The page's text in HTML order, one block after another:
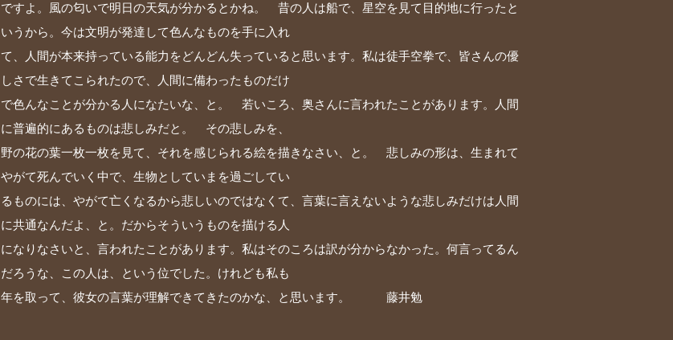
ですよ。風の匂いで明日の天気が分かるとかね。 昔の人は船で、星空を見て目的地に行ったと
いうから。今は文明が発達して色んなものを手に入れ
て、人間が本来持っている能力をどんどん失っていると思います。私は徒手空拳で、皆さんの優
しさで生きてこられたので、人間に備わったものだけ
で色んなことが分かる人になたいな、と。 若いころ、奥さんに言われたことがあります。人間
に普遍的にあるものは悲しみだと。 その悲しみを、
野の花の葉一枚一枚を見て、それを感じられる絵を描きなさい、と。 悲しみの形は、生まれて
やがて死んでいく中で、生物としていまを過ごしてい
るものには、やがて亡くなるから悲しいのではなくて、言葉に言えないような悲しみだけは人間
に共通なんだよ、と。だからそういうものを描ける人
になりなさいと、言われたことがあります。私はそのころは訳が分からなかった。何言ってるん
だろうな、この人は、という位でした。けれども私も
年を取って、彼女の言葉が理解できてきたのかな、と思います。 藤井勉